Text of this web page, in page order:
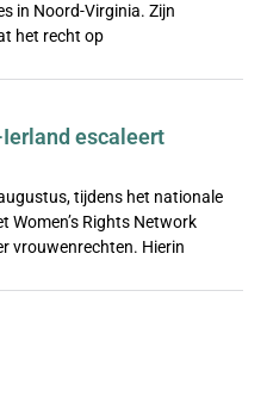
in Noord-Virginia. Zijn
het recht op
escaleert
tijdens het nationale
Women’s Rights Network
vrouwenrechten. Hierin